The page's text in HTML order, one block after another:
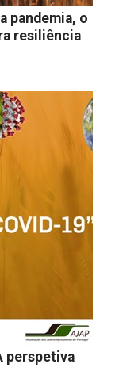
pandemia, o
resiliência
perspetiva